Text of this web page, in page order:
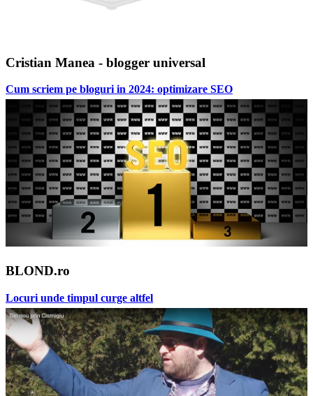
Cristian Manea - blogger universal
Cum scriem pe bloguri in 2024: optimizare SEO
BLOND.ro
Locuri unde timpul curge altfel